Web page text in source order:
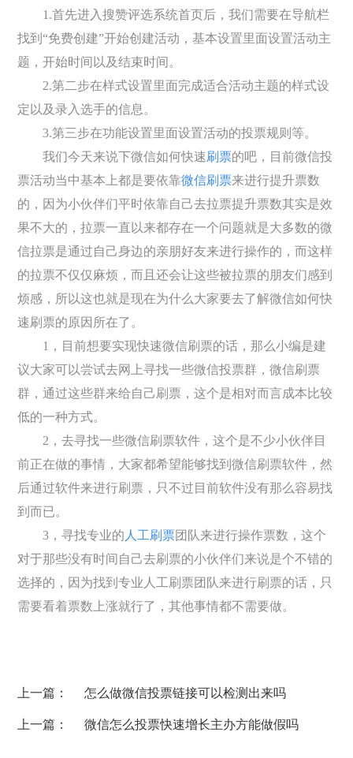
1.首先进入搜赞评选系统首页后，我们需要在导航栏
找到“免费创建”开始创建活动，基本设置里面设置活动主
题，开始时间以及结束时间。
2.第二步在样式设置里面完成适合活动主题的样式设
定以及录入选手的信息。
3.第三步在功能设置里面设置活动的投票规则等。
我们今天来说下微信如何快速刷票的吧，目前微信投
票活动当中基本上都是要依靠微信刷票来进行提升票数
的，因为小伙伴们平时依靠自己去拉票提升票数其实是效
果不大的，拉票一直以来都存在一个问题就是大多数的微
信拉票是通过自己身边的亲朋好友来进行操作的，而这样
的拉票不仅仅麻烦，而且还会让这些被拉票的朋友们感到
烦感，所以这也就是现在为什么大家要去了解微信如何快
速刷票的原因所在了。
1，目前想要实现快速微信刷票的话，那么小编是建
议大家可以尝试去网上寻找一些微信投票群，微信刷票
群，通过这些群来给自己刷票，这个是相对而言成本比较
低的一种方式。
2，去寻找一些微信刷票软件，这个是不少小伙伴目
前正在做的事情，大家都希望能够找到微信刷票软件，然
后通过软件来进行刷票，只不过目前软件没有那么容易找
到而已。
3，寻找专业的 人工刷票团队来进行操作票数，这个
对于那些没有时间自己去刷票的小伙伴们来说是个不错的
选择的，因为找到专业人工刷票团队来进行刷票的话，只
需要看着票数上涨就行了，其他事情都不需要做。
上一篇： 怎么做微信投票链接可以检测出来吗
上一篇： 微信怎么投票快速增长主办方能做假吗